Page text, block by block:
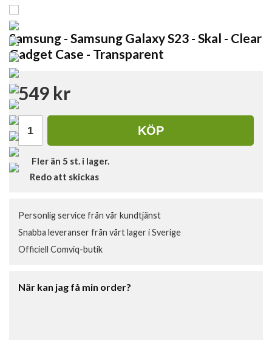
Samsung - Samsung Galaxy S23 - Skal - Clear
Gadget Case - Transparent
549 kr
KÖP
Fler än 5 st. i lager.
Redo att skickas
Personlig service från vår kundtjänst
Snabba leveranser från vårt lager i Sverige
Officiell Comviq-butik
När kan jag få min order?